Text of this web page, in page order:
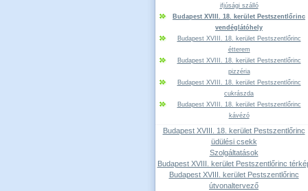
ifjúsági szálló
Budapest XVIII. 18. kerület Pestszentlőrinc
vendéglátóhely
Budapest XVIII. 18. kerület Pestszentlőrinc
étterem
Budapest XVIII. 18. kerület Pestszentlőrinc
pizzéria
Budapest XVIII. 18. kerület Pestszentlőrinc
cukrászda
Budapest XVIII. 18. kerület Pestszentlőrinc
kávézó
Budapest XVIII. 18. kerület Pestszentlőrinc
üdülési csekk
Szolgáltatások
Budapest XVIII. kerület Pestszentlőrinc
Budapest XVIII. kerület Pestszentlőrinc
útvonaltervező